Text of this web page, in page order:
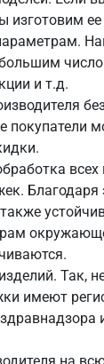
изготовим ее
и т.д.
покупатели
всех
Благодаря
Так,
имеют